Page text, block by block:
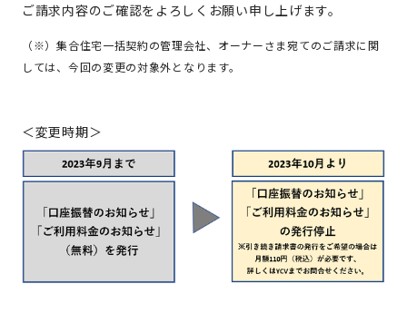
ご請求内容のご確認をよろしくお願い申し上げます。
（※）集合住宅一括契約の管理会社、オーナーさま宛てのご請求に関
しては、 今回の変更の対象外となります。
＜変更時期＞